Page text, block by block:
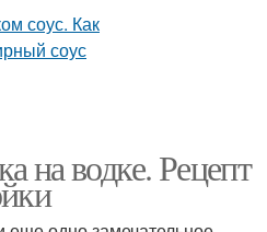
на водке. Рецепт